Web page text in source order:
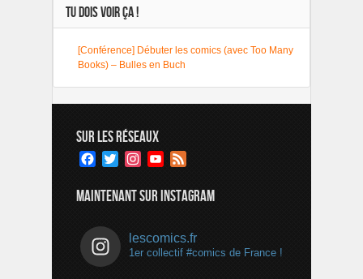
TU DOIS VOIR ÇA !
[Conférence] Débuter les comics (avec Too Many
Books) – Bulles en Buch
SUR LES RÉSEAUX
Facebook
TwitterInstagramYouTube
MAINTENANT SUR INSTAGRAM
lescomics.fr
1er collectif #comics de France !